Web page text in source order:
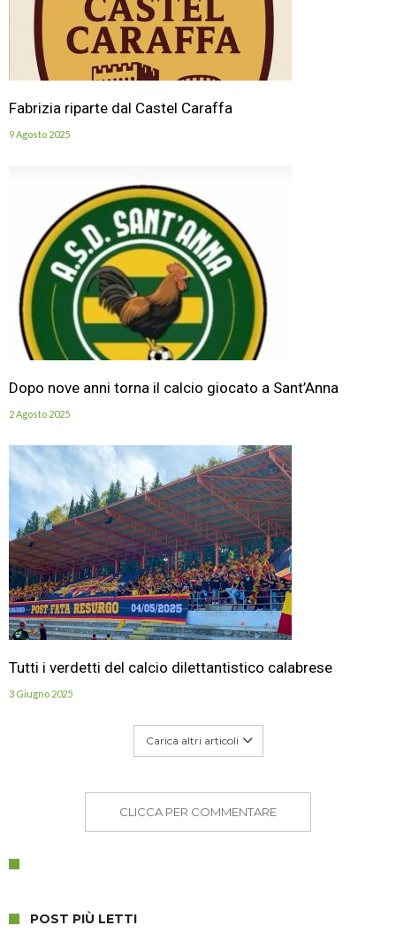
Fabrizia riparte dal Castel Caraffa
9 Agosto 2025
Dopo nove anni torna il calcio giocato a Sant’Anna
2 Agosto 2025
Tutti i verdetti del calcio dilettantistico calabrese
3 Giugno 2025
Carica altri articoli
CLICCA PER COMMENTARE
POST PIÙ LETTI